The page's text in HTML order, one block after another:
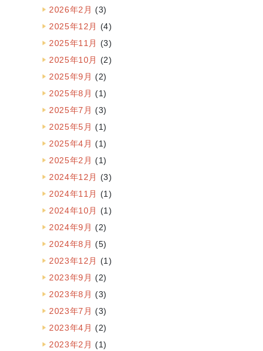
2026年2月 (3)
2025年12月 (4)
2025年11月 (3)
2025年10月 (2)
2025年9月 (2)
2025年8月 (1)
2025年7月 (3)
2025年5月 (1)
2025年4月 (1)
2025年2月 (1)
2024年12月 (3)
2024年11月 (1)
2024年10月 (1)
2024年9月 (2)
2024年8月 (5)
2023年12月 (1)
2023年9月 (2)
2023年8月 (3)
2023年7月 (3)
2023年4月 (2)
2023年2月 (1)